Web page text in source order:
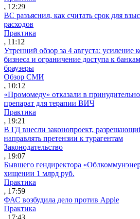
, 12:29
ВС разъяснил, как считать срок для
расходов
Практика
, 11:12
Утренний обзор за 4 августа: усиление
бизнеса и ограничение доступа к
браузеры
Обзор СМИ
, 10:12
«Промомеду» отказали в
препарат для терапии ВИЧ
Практика
, 19:21
В ГД внесли законопроект,
направлять претензии к турагентам
Законодательство
, 19:07
Бывшего гендиректора
хищении 1 млрд руб.
Практика
, 17:59
ФАС возбудила дело против Apple
Практика
, 17:43